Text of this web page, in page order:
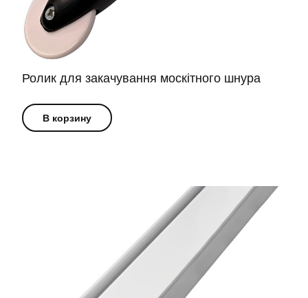
Ролик для закачування москітного шнура
В корзину